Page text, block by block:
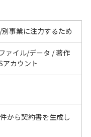
事業に注力するため
ァイル/データ / 著作
アカウント
から契約書を生成し